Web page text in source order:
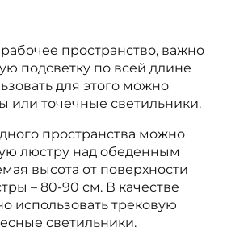
пространство, важно
подсветку по всей длине
для этого можно
или точечные светильники.
пространства можно
люстру над обеденным
высота от поверхности
– 80-90 см. В качестве
использовать трековую
светильники.